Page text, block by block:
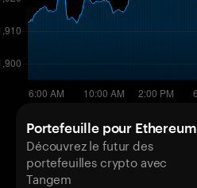
Portefeuille pour Ethereum
Découvrez le futur des
portefeuilles crypto avec
Tangem